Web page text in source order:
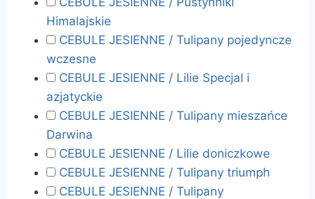
Himalajskie
CEBULE JESIENNE / Tulipany pojedyncze
wczesne
CEBULE JESIENNE / Lilie Specjal i
azjatyckie
CEBULE JESIENNE / Tulipany mieszańce
Darwina
CEBULE JESIENNE / Lilie doniczkowe
CEBULE JESIENNE / Tulipany triumph
CEBULE JESIENNE / Tulipany